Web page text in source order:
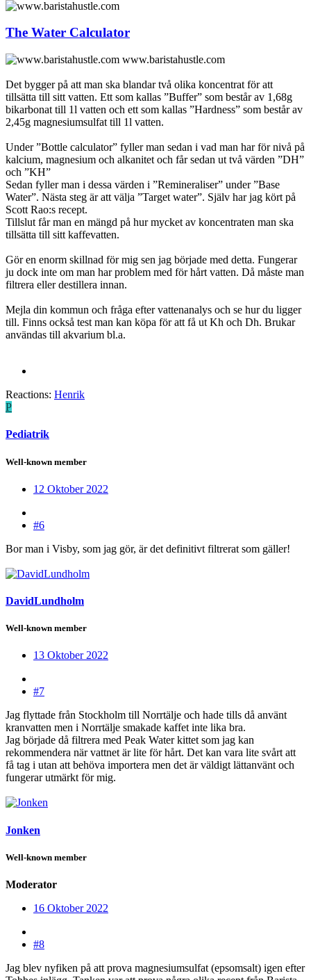
The Water Calculator
www.baristahustle.com
Det bygger på att man ska blandar två olika koncentrat för att
tillsätta till sitt vatten. Ett som kallas ”Buffer” som består av 1,68g
bikarbonat till 1l vatten och ett som kallas ”Hardness” som består av
2,45g magnesiumsulfat till 1l vatten.
Under ”Bottle calculator” fyller man sedan i vad man har för nivå på
kalcium, magnesium och alkanitet och får sedan ut två värden ”DH”
och ”KH”
Sedan fyller man i dessa värden i ”Remineraliser” under ”Base
Water”. Nästa steg är att välja ”Target water”. Själv har jag kört på
Scott Rao:s recept.
Tillslut får man en mängd på hur mycket av koncentraten man ska
tillsätta till sitt kaffevatten.
Gör en enorm skillnad för mig sen jag började med detta. Fungerar
ju dock inte om man har problem med för hårt vatten. Då måste man
filtrera eller destillera innan.
Mejla din kommun och fråga efter vattenanalys och se hur du ligger
till. Finns också test man kan köpa för att få ut Kh och Dh. Brukar
användas till akvarium bl.a.
Reactions: Henrik
P
Pediatrik
Well-known member
12 Oktober 2022
#6
Bor man i Visby, som jag gör, är det definitivt filtrerat som gäller!
DavidLundholm
Well-known member
13 Oktober 2022
#7
Jag flyttade från Stockholm till Norrtälje och hade tills då använt
kranvatten men i Norrtälje smakade kaffet inte lika bra.
Jag började då filtrera med Peak Water kittet som jag kan
rekommendera när vattnet är lite för hårt. Det kan vara lite svårt att
få tag i utan att behöva importera men det är väldigt lättanvänt och
fungerar utmärkt för mig.
Jonken
Well-known member
Moderator
16 Oktober 2022
#8
Jag blev nyfiken på att prova magnesiumsulfat (epsomsalt) igen efter